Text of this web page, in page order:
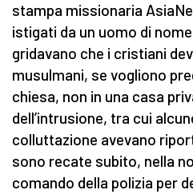
stampa missionaria
istigati da un uomo di
gridavano che i cristiani
musulmani, se vogliono
chiesa, non in una casa
dell’intrusione, tra cui
colluttazione avevano
sono recate subito, nella
comando della polizia per